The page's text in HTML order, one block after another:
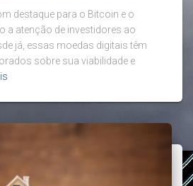
destaque para o Bitcoin e o
a atenção de investidores ao
já, essas moedas digitais têm
sobre sua viabilidade e